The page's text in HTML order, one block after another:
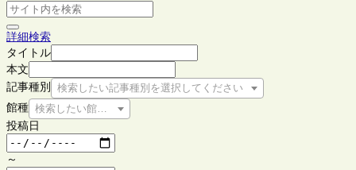
詳細検索
タイトル
本文
記事種別
検索したい記事種別を選択してください
館種 検索したい館種を選択してください
投稿日
～